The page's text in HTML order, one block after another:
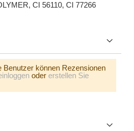
CI 56110, CI 77266
Benutzer können Rezensionen
oder erstellen Sie